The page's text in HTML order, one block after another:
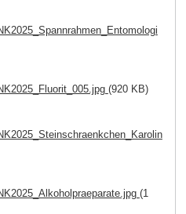
(920 KB)
(1